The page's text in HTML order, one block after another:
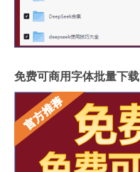
免费可商用字体批量下载